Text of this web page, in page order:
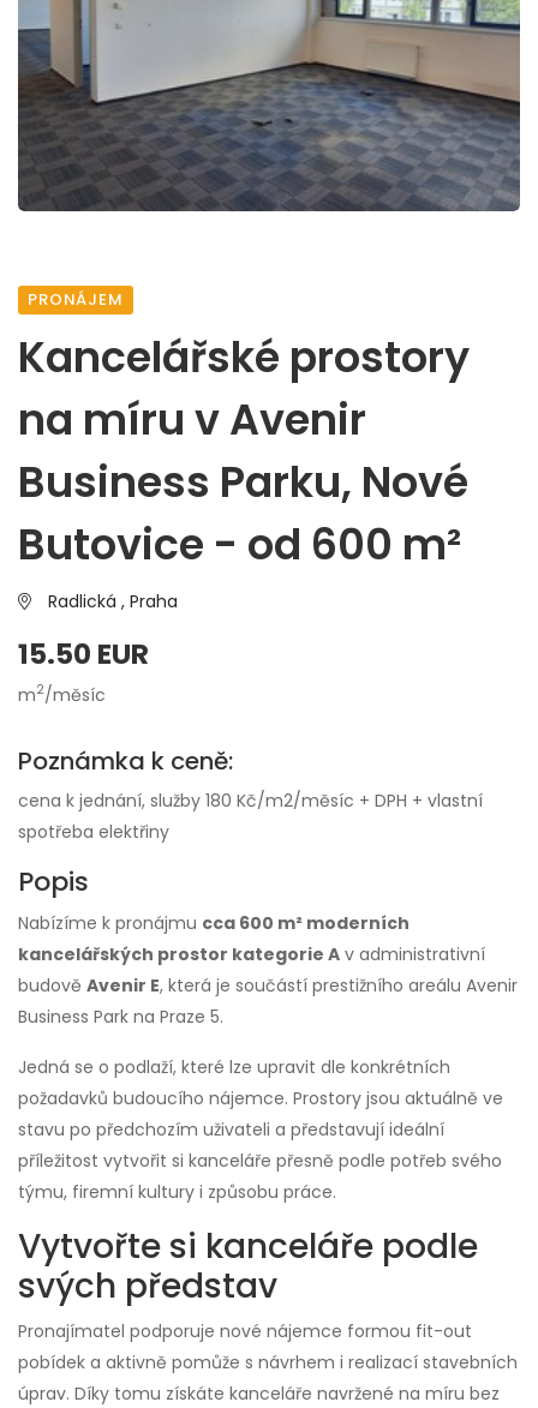
PRONÁJEM
Kancelářské prostory
na míru v Avenir
Business Parku, Nové
Butovice - od 600 m²
Radlická , Praha
15.50 EUR
m2/měsíc
Poznámka k ceně:
cena k jednání, služby 180 Kč/m2/měsíc + DPH + vlastní
spotřeba elektřiny
Popis
Nabízíme k pronájmu cca 600 m² moderních
kancelářských prostor kategorie A v administrativní
budově Avenir E, která je součástí prestižního areálu Avenir
Business Park na Praze 5.
Jedná se o podlaží, které lze upravit dle konkrétních
požadavků budoucího nájemce. Prostory jsou aktuálně ve
stavu po předchozím uživateli a představují ideální
příležitost vytvořit si kanceláře přesně podle potřeb svého
týmu, firemní kultury i způsobu práce.
Vytvořte si kanceláře podle
svých představ
Pronajímatel podporuje nové nájemce formou fit-out
pobídek a aktivně pomůže s návrhem i realizací stavebních
úprav. Díky tomu získáte kanceláře navržené na míru bez